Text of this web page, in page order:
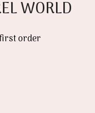
WORLD
order